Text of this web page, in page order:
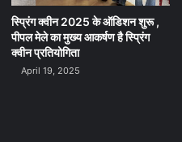
स्प्रिंग क्वीन 2025 के ऑडिशन शुरू ,
पीपल मेले का मुख्य आकर्षण है स्प्रिंग
क्वीन प्रतियोगिता
April 19, 2025